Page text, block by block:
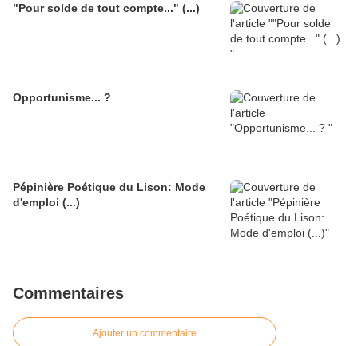
"Pour solde de tout compte..." (...)
Opportunisme... ?
Pépinière Poétique du Lison: Mode
d'emploi (...)
Commentaires
Ajouter un commentaire